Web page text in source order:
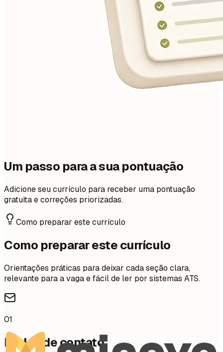
Um passo para a sua pontuação
Adicione seu currículo para receber uma pontuação
gratuita e correções priorizadas.
Como preparar este currículo
Como preparar este currículo
Orientações práticas para deixar cada seção clara,
relevante para a vaga e fácil de ler por sistemas ATS.
01
Dados de contato